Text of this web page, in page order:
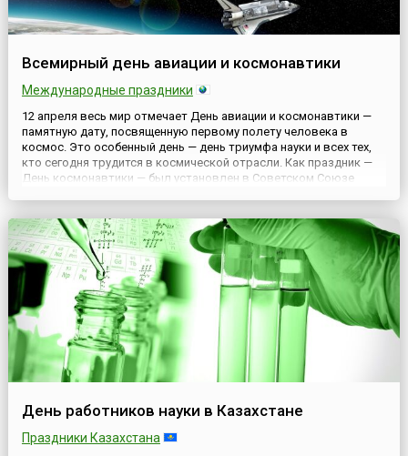
Всемирный день авиации и космонавтики
Международные праздники
12 апреля весь мир отмечает День авиации и космонавтики —
памятную дату, посвященную первому полету человека в
космос. Это особенный день — день триумфа науки и всех тех,
кто сегодня трудится в космической отрасли. Как праздник —
День космонавтики — был установлен в Советском Союзе
День работников науки в Казахстане
Праздники Казахстана